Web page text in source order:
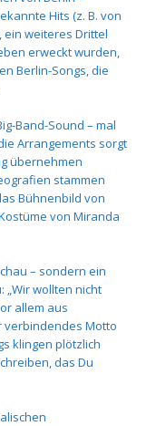
Hits (z. B. von
ein weiteres Drittel
erweckt wurden,
Berlin-Songs, die
Band-Sound – mal
Arrangements sorgt
übernehmen
stammen
Bühnenbild von
von Miranda
– sondern ein
„Wir wollten nicht
allem aus
verbindendes Motto
klingen plötzlich
das Du